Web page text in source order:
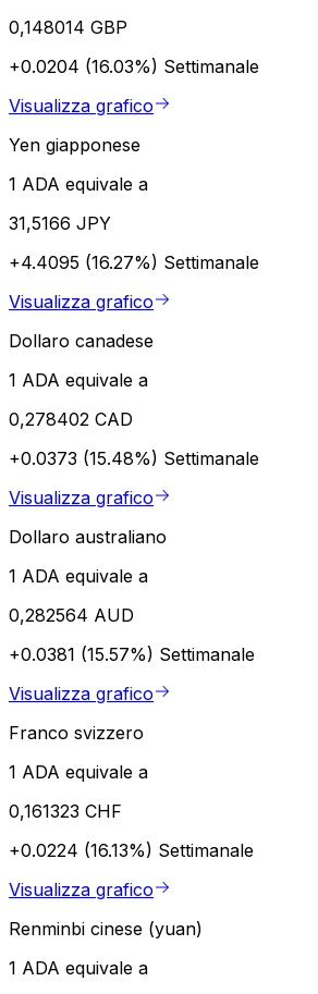
0,148014 GBP
+0.0204 (16.03%) Settimanale
Visualizza grafico
Yen giapponese
1 ADA equivale a
31,5166 JPY
+4.4095 (16.27%) Settimanale
Visualizza grafico
Dollaro canadese
1 ADA equivale a
0,278402 CAD
+0.0373 (15.48%) Settimanale
Visualizza grafico
Dollaro australiano
1 ADA equivale a
0,282564 AUD
+0.0381 (15.57%) Settimanale
Visualizza grafico
Franco svizzero
1 ADA equivale a
0,161323 CHF
+0.0224 (16.13%) Settimanale
Visualizza grafico
Renminbi cinese (yuan)
1 ADA equivale a